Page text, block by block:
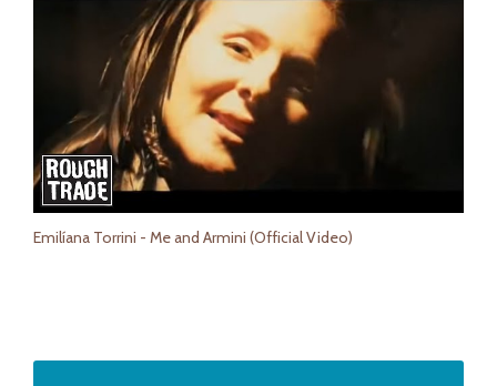
Emilíana Torrini - Me and Armini (Official Video)